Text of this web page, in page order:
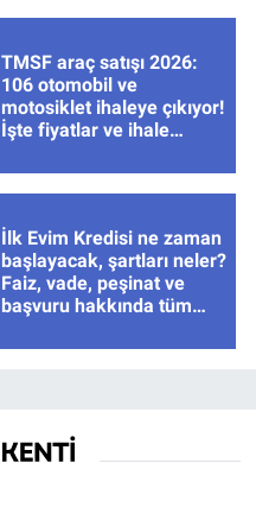
TMSF araç satışı 2026:
106 otomobil ve
motosiklet ihaleye çıkıyor!
İşte fiyatlar ve ihale
İlk Evim Kredisi ne zaman
başlayacak, şartları neler?
Faiz, vade, peşinat ve
başvuru hakkında tüm